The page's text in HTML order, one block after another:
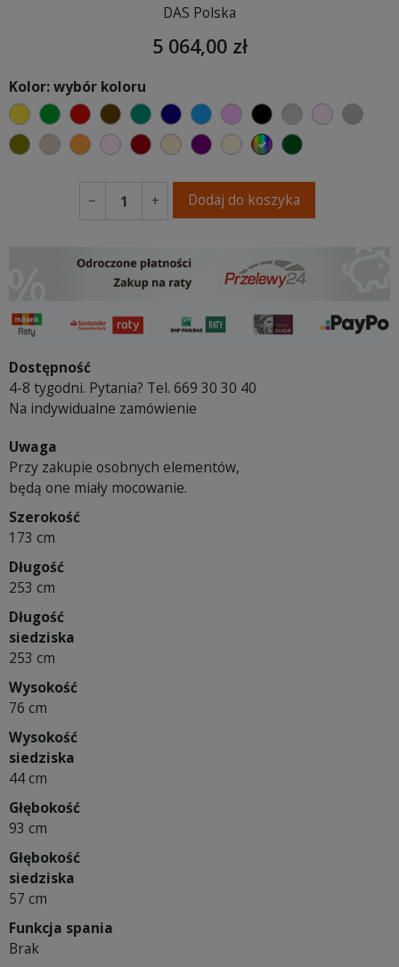
DAS Polska
5 064,00 zł
Kolor: wybór koloru
żółtyzielonyczerwonyczekoladowy
turkusowygranatowyniebieski
różowyczarnyjasnoszary
jasny róż
szary
oliwkowy
beżowypomarańczowy
pastelowy róż
bordowyciepły kremowy
fioletowa purpura
ecru beżowy
wybór koloru
ciemno zielony
− + Dodaj do koszyka
Dostępność
4-8 tygodni. Pytania? Tel. 669 30 30 40
Na indywidualne zamówienie
Uwaga
Przy zakupie osobnych elementów,
będą one miały mocowanie.
Szerokość
173 cm
Długość
253 cm
Długość
siedziska
253 cm
Wysokość
76 cm
Wysokość
siedziska
44 cm
Głębokość
93 cm
Głębokość
siedziska
57 cm
Funkcja spania
Brak